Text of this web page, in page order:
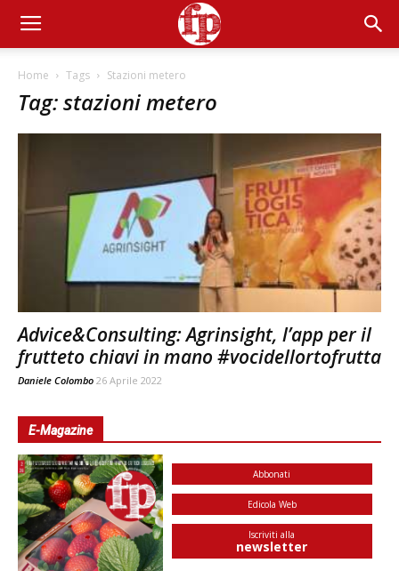
Home Tags Stazioni metero
Tag: stazioni metero
Advice&Consulting: Agrinsight, l’app per il
frutteto chiavi in mano #vocidellortofrutta
Daniele Colombo 26 Aprile 2022
E-Magazine
Abbonati
Edicola Web
Iscriviti alla
newsletter